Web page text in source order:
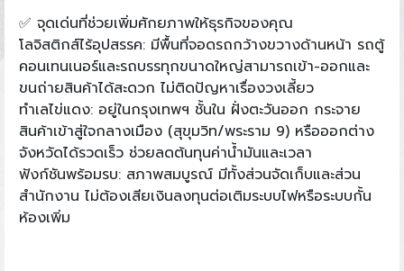
✅ จุดเด่นที่ช่วยเพิ่มศักยภาพให้ธุรกิจของคุณ
โลจิสติกส์ไร้อุปสรรค: มีพื้นที่จอดรถกว้างขวางด้านหน้า รถตู้
คอนเทนเนอร์และรถบรรทุกขนาดใหญ่สามารถเข้า-ออกและ
ขนถ่ายสินค้าได้สะดวก ไม่ติดปัญหาเรื่องวงเลี้ยว
ทำเลไข่แดง: อยู่ในกรุงเทพฯ ชั้นใน ฝั่งตะวันออก กระจาย
สินค้าเข้าสู่ใจกลางเมือง (สุขุมวิท/พระราม 9) หรือออกต่าง
จังหวัดได้รวดเร็ว ช่วยลดต้นทุนค่าน้ำมันและเวลา
ฟังก์ชันพร้อมรบ: สภาพสมบูรณ์ มีทั้งส่วนจัดเก็บและส่วน
สำนักงาน ไม่ต้องเสียเงินลงทุนต่อเติมระบบไฟหรือระบบกั้น
ห้องเพิ่ม